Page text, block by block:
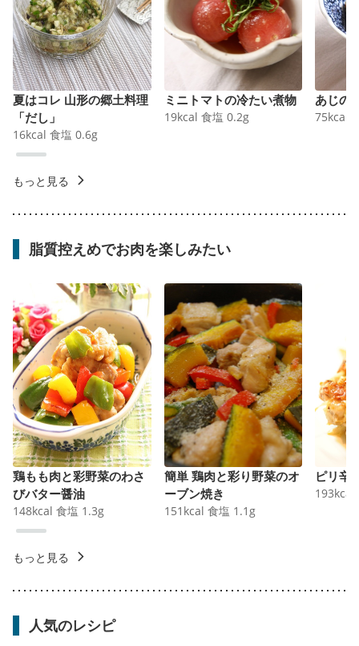
夏はコレ 山形の郷土料理
「だし」
16kcal 食塩 0.6g
ミニトマトの冷たい煮物
19kcal 食塩 0.2g
あじの
75kcal
もっと見る
脂質控えめでお肉を楽しみたい
鶏もも肉と彩野菜のわさ
びバター醤油
148kcal 食塩 1.3g
簡単 鶏肉と彩り野菜のオ
ーブン焼き
151 kcal 食塩 1.1 g
ピリ辛
193kcal
もっと見る
人気のレシピ